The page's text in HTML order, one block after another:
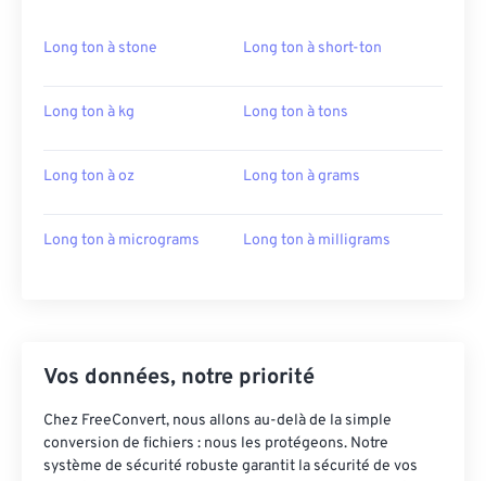
Long ton à stone Long ton à short-ton
Long ton à kg Long ton à tons
Long ton à oz Long ton à grams
Long ton à micrograms Long ton à milligrams
Vos données, notre priorité
Chez FreeConvert, nous allons au-delà de la simple
conversion de fichiers : nous les protégeons. Notre
système de sécurité robuste garantit la sécurité de vos